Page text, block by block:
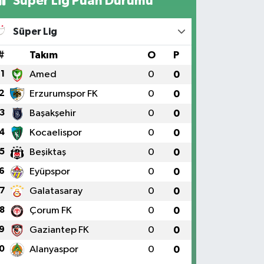
Süper Lig
Takım O P
1 Amed 0 0
Erzurumspor FK 0 0
3 Başakşehir 0 0
Kocaelispor 0 0
5 Beşiktaş 0 0
Eyüpspor 0 0
7 Galatasaray 0 0
8 Çorum FK 0 0
Gaziantep FK 0 0
Alanyaspor 0 0